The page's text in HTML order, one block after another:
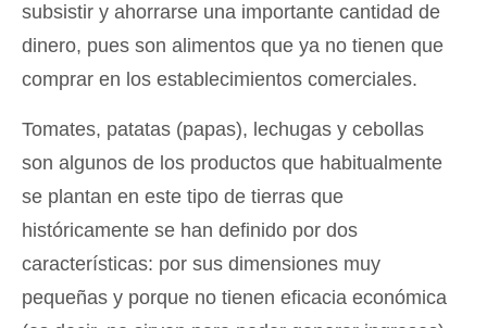
subsistir y ahorrarse una importante cantidad de
dinero, pues son alimentos que ya no tienen que
comprar en los establecimientos comerciales.
Tomates, patatas (papas), lechugas y cebollas
son algunos de los productos que habitualmente
se plantan en este tipo de tierras que
históricamente se han definido por dos
características: por sus dimensiones muy
pequeñas y porque no tienen eficacia económica